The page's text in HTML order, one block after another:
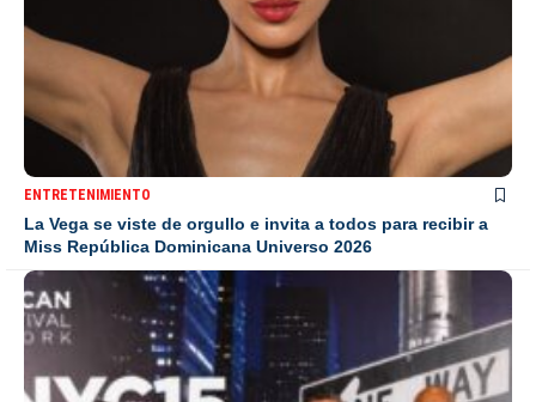
ENTRETENIMIENTO
La Vega se viste de orgullo e invita a todos para recibir a
Miss República Dominicana Universo 2026